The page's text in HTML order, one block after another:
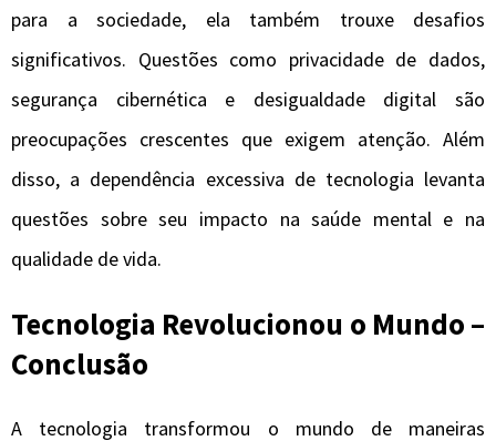
para a sociedade, ela também trouxe desafios
significativos. Questões como privacidade de dados,
segurança cibernética e desigualdade digital são
preocupações crescentes que exigem atenção. Além
disso, a dependência excessiva de tecnologia levanta
questões sobre seu impacto na saúde mental e na
qualidade de vida.
Tecnologia Revolucionou o Mundo –
Conclusão
A tecnologia transformou o mundo de maneiras